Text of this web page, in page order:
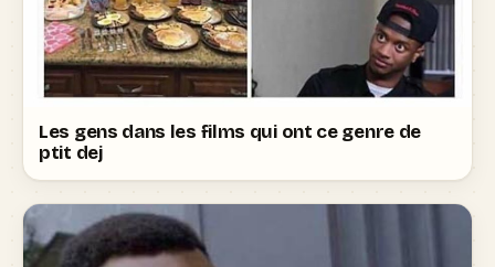
Les gens dans les films qui ont ce genre de
ptit dej